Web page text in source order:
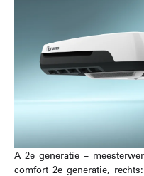
A 2e generatie –
comfort 2e generatie,